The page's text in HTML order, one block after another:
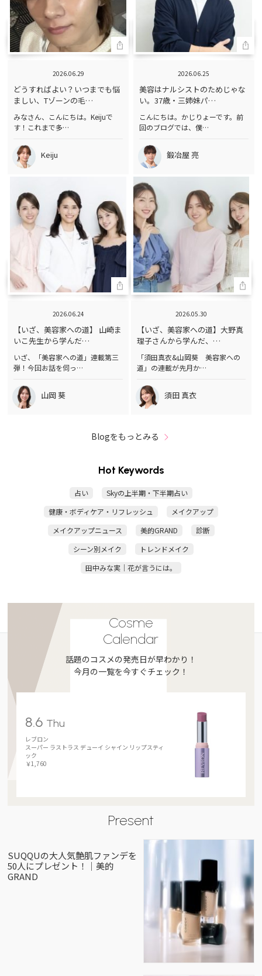
2026.06.29
どうすればよい？いつまでも悩
ましい、Tゾーンの毛…
みなさん、こんにちは。Keijuで
す！これまで多…
Keiju
2026.06.25
美容はナルシストのためじゃな
い。37歳・三姉妹パ…
こんにちは。かじりょーです。前
回のブログでは、僕…
鍛冶屋 亮
2026.06.24
【いざ、美容家への道】 山崎ま
いこ先生から学んだ…
いざ、「美容家への道」連載第三
弾！今回お話を伺っ…
山岡 葵
2026.05.30
【いざ、美容家への道】大野真
理子さんから学んだ、…
「須田真衣&山岡葵 美容家への
道」の連載が先月か…
須田 真衣
Blogをもっとみる
Hot Keywords
占い
Skyの上半期・下半期占い
健康・ボディケア・リフレッシュ
メイクアップ
メイクアップニュース
美的GRAND
診断
シーン別メイク
トレンドメイク
田中みな実｜花が言うには。
Cosme
Calendar
話題のコスメの発売日が早わかり！
今月の一覧を今すぐチェック！
8.6 Thu
レブロン
スーパー ラストラス デューイ シャイン リップスティ
ック
￥1,760
Present
SUQQUの大人気艶肌ファンデを
50人にプレゼント！｜美的
GRAND